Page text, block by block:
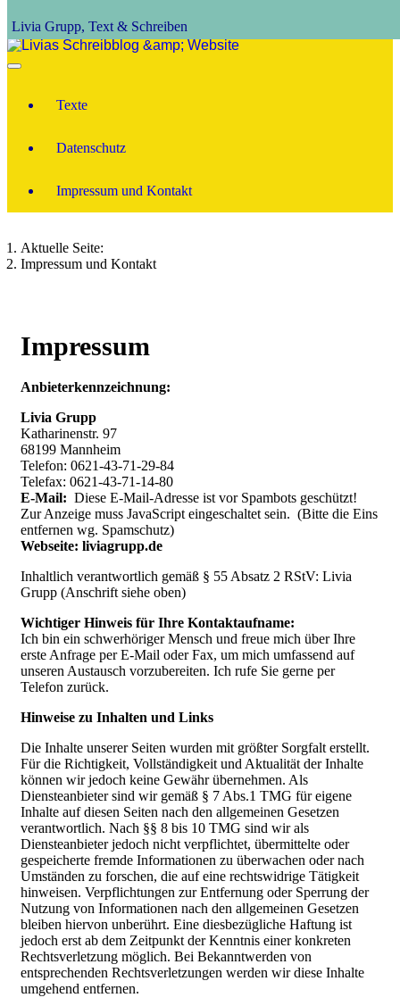
Texte
Datenschutz
Impressum und Kontakt
Livia Grupp, Text & Schreiben
Aktuelle Seite:
Impressum und Kontakt
Impressum
Anbieterkennzeichnung:
Livia Grupp
Katharinenstr. 97
68199 Mannheim
Telefon: 0621-43-71-29-84
Telefax: 0621-43-71-14-80
E-Mail: Diese E-Mail-Adresse ist vor Spambots geschützt!
Zur Anzeige muss JavaScript eingeschaltet sein. (Bitte die Eins
entfernen wg. Spamschutz)
Webseite: liviagrupp.de
Inhaltlich verantwortlich gemäß § 55 Absatz 2 RStV: Livia
Grupp (Anschrift siehe oben)
Wichtiger Hinweis für Ihre Kontaktaufname:
Ich bin ein schwerhöriger Mensch und freue mich über Ihre
erste Anfrage per E-Mail oder Fax, um mich umfassend auf
unseren Austausch vorzubereiten. Ich rufe Sie gerne per
Telefon zurück.
Hinweise zu Inhalten und Links
Die Inhalte unserer Seiten wurden mit größter Sorgfalt erstellt.
Für die Richtigkeit, Vollständigkeit und Aktualität der Inhalte
können wir jedoch keine Gewähr übernehmen. Als
Diensteanbieter sind wir gemäß § 7 Abs.1 TMG für eigene
Inhalte auf diesen Seiten nach den allgemeinen Gesetzen
verantwortlich. Nach §§ 8 bis 10 TMG sind wir als
Diensteanbieter jedoch nicht verpflichtet, übermittelte oder
gespeicherte fremde Informationen zu überwachen oder nach
Umständen zu forschen, die auf eine rechtswidrige Tätigkeit
hinweisen. Verpflichtungen zur Entfernung oder Sperrung der
Nutzung von Informationen nach den allgemeinen Gesetzen
bleiben hiervon unberührt. Eine diesbezügliche Haftung ist
jedoch erst ab dem Zeitpunkt der Kenntnis einer konkreten
Rechtsverletzung möglich. Bei Bekanntwerden von
entsprechenden Rechtsverletzungen werden wir diese Inhalte
umgehend entfernen.